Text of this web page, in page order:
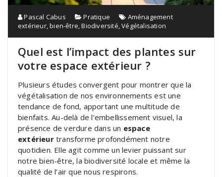
Pascal Cabus Pratique
Aménagement
extérieur,bien-être,Biodiversité,Végétalisation
Quel est l’impact des plantes sur
votre espace extérieur ?
Plusieurs études convergent pour montrer que la
végétalisation de nos environnements est une
tendance de fond, apportant une multitude de
bienfaits. Au-delà de l’embellissement visuel, la
présence de verdure dans un espace
extérieurtransforme profondément notre
quotidien. Elle agit comme un levier puissant sur
notre bien-être, la biodiversité locale et même la
qualité de l’air que nous respirons.